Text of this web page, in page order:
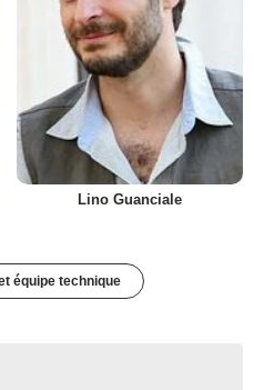
Lino Guanciale
équipe technique